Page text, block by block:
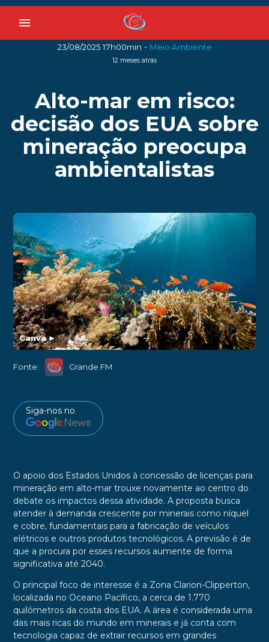
menu
23/08/2025 17h00min - Meio Ambiente
12 meses atrás
Alto-mar em risco:
decisão dos EUA sobre
mineração preocupa
ambientalistas
Canva►
Fonte: Grande FM
Siga-nos no
O apoio dos Estados Unidos à concessão de licenças para
mineração em alto-mar trouxe novamente ao centro do
debate os impactos dessa atividade. A proposta busca
atender à demanda crescente por minerais como níquel
e cobre, fundamentais para a fabricação de veículos
elétricos e outros produtos tecnológicos. A previsão é de
que a procura por esses recursos aumente de forma
significativa até 2040.
O principal foco de interesse é a Zona Clarion-Clipperton,
localizada no Oceano Pacífico, a cerca de 1.770
quilômetros da costa dos EUA. A área é considerada uma
das mais ricas do mundo em minerais e já conta com
tecnologia capaz de extrair recursos em grandes